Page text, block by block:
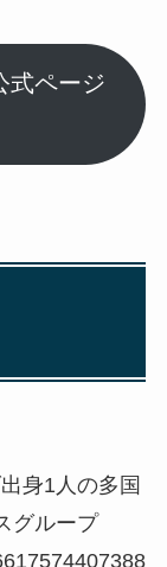
式ページ
⾝1⼈の多国
グループ